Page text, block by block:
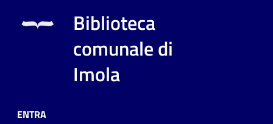
Biblioteca
comunale di
Imola
ENTRA